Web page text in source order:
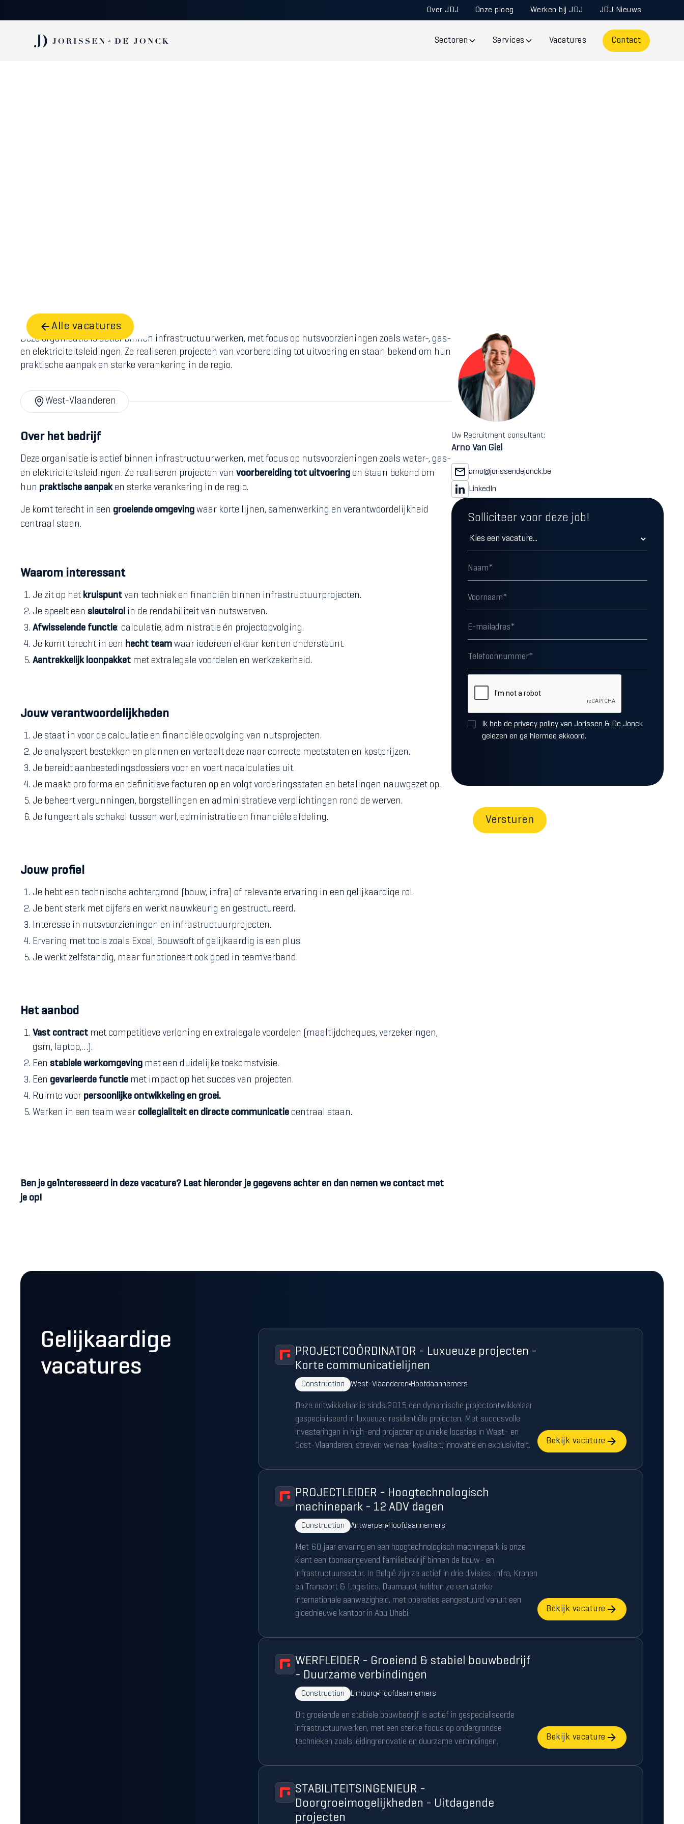
Over JDJ Onze ploeg Werken bij JDJ JDJ Nieuws
Sectoren Services Vacatures Contact
Alle vacatures
Deze organisatie is actief binnen infrastructuurwerken, met focus op nutsvoorzieningen zoals water-, gas-
en elektriciteitsleidingen. Ze realiseren projecten van voorbereiding tot uitvoering en staan bekend om hun
praktische aanpak en sterke verankering in de regio.
West-Vlaanderen
Over het bedrijf
Deze organisatie is actief binnen infrastructuurwerken, met focus op nutsvoorzieningen zoals water-, gas-
en elektriciteitsleidingen. Ze realiseren projecten van voorbereiding tot uitvoering en staan bekend om
hun praktische aanpak en sterke verankering in de regio.
Je komt terecht in een groeiende omgeving waar korte lijnen, samenwerking en verantwoordelijkheid
centraal staan.
Waarom interessant
Je zit op het kruispunt van techniek en financiën binnen infrastructuurprojecten.
Je speelt een sleutelrol in de rendabiliteit van nutswerven.
Afwisselende functie: calculatie, administratie én projectopvolging.
Je komt terecht in een hecht team waar iedereen elkaar kent en ondersteunt.
Aantrekkelijk loonpakket met extralegale voordelen en werkzekerheid.
Jouw verantwoordelijkheden
Je staat in voor de calculatie en financiële opvolging van nutsprojecten.
Je analyseert bestekken en plannen en vertaalt deze naar correcte meetstaten en kostprijzen.
Je bereidt aanbestedingsdossiers voor en voert nacalculaties uit.
Je maakt pro forma en definitieve facturen op en volgt vorderingsstaten en betalingen nauwgezet op.
Je beheert vergunningen, borgstellingen en administratieve verplichtingen rond de werven.
Je fungeert als schakel tussen werf, administratie en financiële afdeling.
Jouw profiel
Je hebt een technische achtergrond (bouw, infra) of relevante ervaring in een gelijkaardige rol.
Je bent sterk met cijfers en werkt nauwkeurig en gestructureerd.
Interesse in nutsvoorzieningen en infrastructuurprojecten.
Ervaring met tools zoals Excel, Bouwsoft of gelijkaardig is een plus.
Je werkt zelfstandig, maar functioneert ook goed in teamverband.
Het aanbod
Vast contract met competitieve verloning en extralegale voordelen (maaltijdcheques, verzekeringen,
gsm, laptop,…).
Een stabiele werkomgeving met een duidelijke toekomstvisie.
Een gevarieerde functie met impact op het succes van projecten.
Ruimte voor persoonlijke ontwikkeling en groei.
Werken in een team waar collegialiteit en directe communicatie centraal staan.
Ben je geïnteresseerd in deze vacature? Laat hieronder je gegevens achter en dan nemen we contact met
je op!
Uw Recruitment consultant:
Arno Van Giel
arno@jorissendejonck.be
LinkedIn
Solliciteer voor deze job!
Ik heb de privacy policyvan Jorissen & De Jonck
gelezen en ga hiermee akkoord.
Gelijkaardige
vacatures
PROJECTCOÖRDINATOR - Luxueuze projecten -
Korte communicatielijnen
Construction West-Vlaanderen Hoofdaannemers
Deze ontwikkelaar is sinds 2015 een dynamische projectontwikkelaar
gespecialiseerd in luxueuze residentiële projecten. Met succesvolle
investeringen in high-end projecten op unieke locaties in West- en
Oost-Vlaanderen, streven we naar kwaliteit, innovatie en exclusiviteit.
Bekijk vacature
PROJECTLEIDER - Hoogtechnologisch
machinepark - 12 ADV dagen
Construction Antwerpen Hoofdaannemers
Met 60 jaar ervaring en een hoogtechnologisch machinepark is onze
klant een toonaangevend familiebedrijf binnen de bouw- en
infrastructuursector. In België zijn ze actief in drie divisies: Infra, Kranen
en Transport & Logistics. Daarnaast hebben ze een sterke
internationale aanwezigheid, met operaties aangestuurd vanuit een
gloednieuwe kantoor in Abu Dhabi.
Bekijk vacature
WERFLEIDER - Groeiend & stabiel bouwbedrijf
- Duurzame verbindingen
Construction Limburg Hoofdaannemers
Dit groeiende en stabiele bouwbedrijf is actief in gespecialiseerde
infrastructuurwerken, met een sterke focus op ondergrondse
technieken zoals leidingrenovatie en duurzame verbindingen.
Bekijk vacature
STABILITEITSINGENIEUR -
Doorgroeimogelijkheden - Uitdagende
projecten